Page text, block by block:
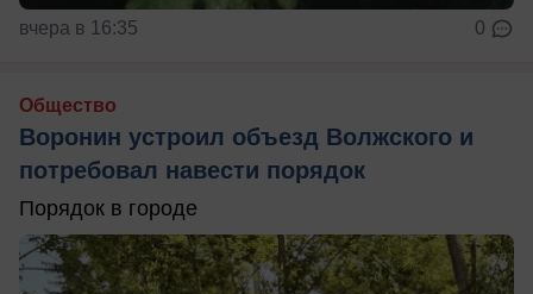
вчера в 16:35 0
Общество
Воронин устроил объезд Волжского и
потребовал навести порядок
Порядок в городе